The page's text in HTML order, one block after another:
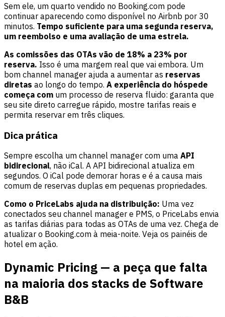
Sem ele, um quarto vendido no Booking.com pode
continuar aparecendo como disponível no Airbnb por 30
minutos. Tempo suficiente para uma segunda reserva,
um reembolso e uma avaliação de uma estrela.
As comissões das OTAs vão de 18% a 23% por
reserva. Isso é uma margem real que vai embora. Um
bom channel manager ajuda a aumentar as reservas
diretas ao longo do tempo. A experiência do hóspede
começa com um processo de reserva fluido: garanta que
seu site direto carregue rápido, mostre tarifas reais e
permita reservar em três cliques.
Dica prática
Sempre escolha um channel manager com uma API
bidirecional, não iCal. A API bidirecional atualiza em
segundos. O iCal pode demorar horas e é a causa mais
comum de reservas duplas em pequenas propriedades.
Como o PriceLabs ajuda na distribuição: Uma vez
conectados seu channel manager e PMS, o PriceLabs envia
as tarifas diárias para todas as OTAs de uma vez. Chega de
atualizar o Booking.com à meia-noite. Veja os painéis de
hotel em ação.
Dynamic Pricing — a peça que falta
na maioria dos stacks de Software
B&B